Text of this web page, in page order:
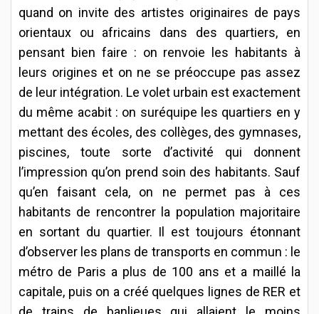
quand on invite des artistes originaires de pays
orientaux ou africains dans des quartiers, en
pensant bien faire : on renvoie les habitants à
leurs origines et on ne se préoccupe pas assez
de leur intégration. Le volet urbain est exactement
du même acabit : on suréquipe les quartiers en y
mettant des écoles, des collèges, des gymnases,
piscines, toute sorte d’activité qui donnent
l’impression qu’on prend soin des habitants. Sauf
qu’en faisant cela, on ne permet pas à ces
habitants de rencontrer la population majoritaire
en sortant du quartier. Il est toujours étonnant
d’observer les plans de transports en commun : le
métro de Paris a plus de 100 ans et a maillé la
capitale, puis on a créé quelques lignes de RER et